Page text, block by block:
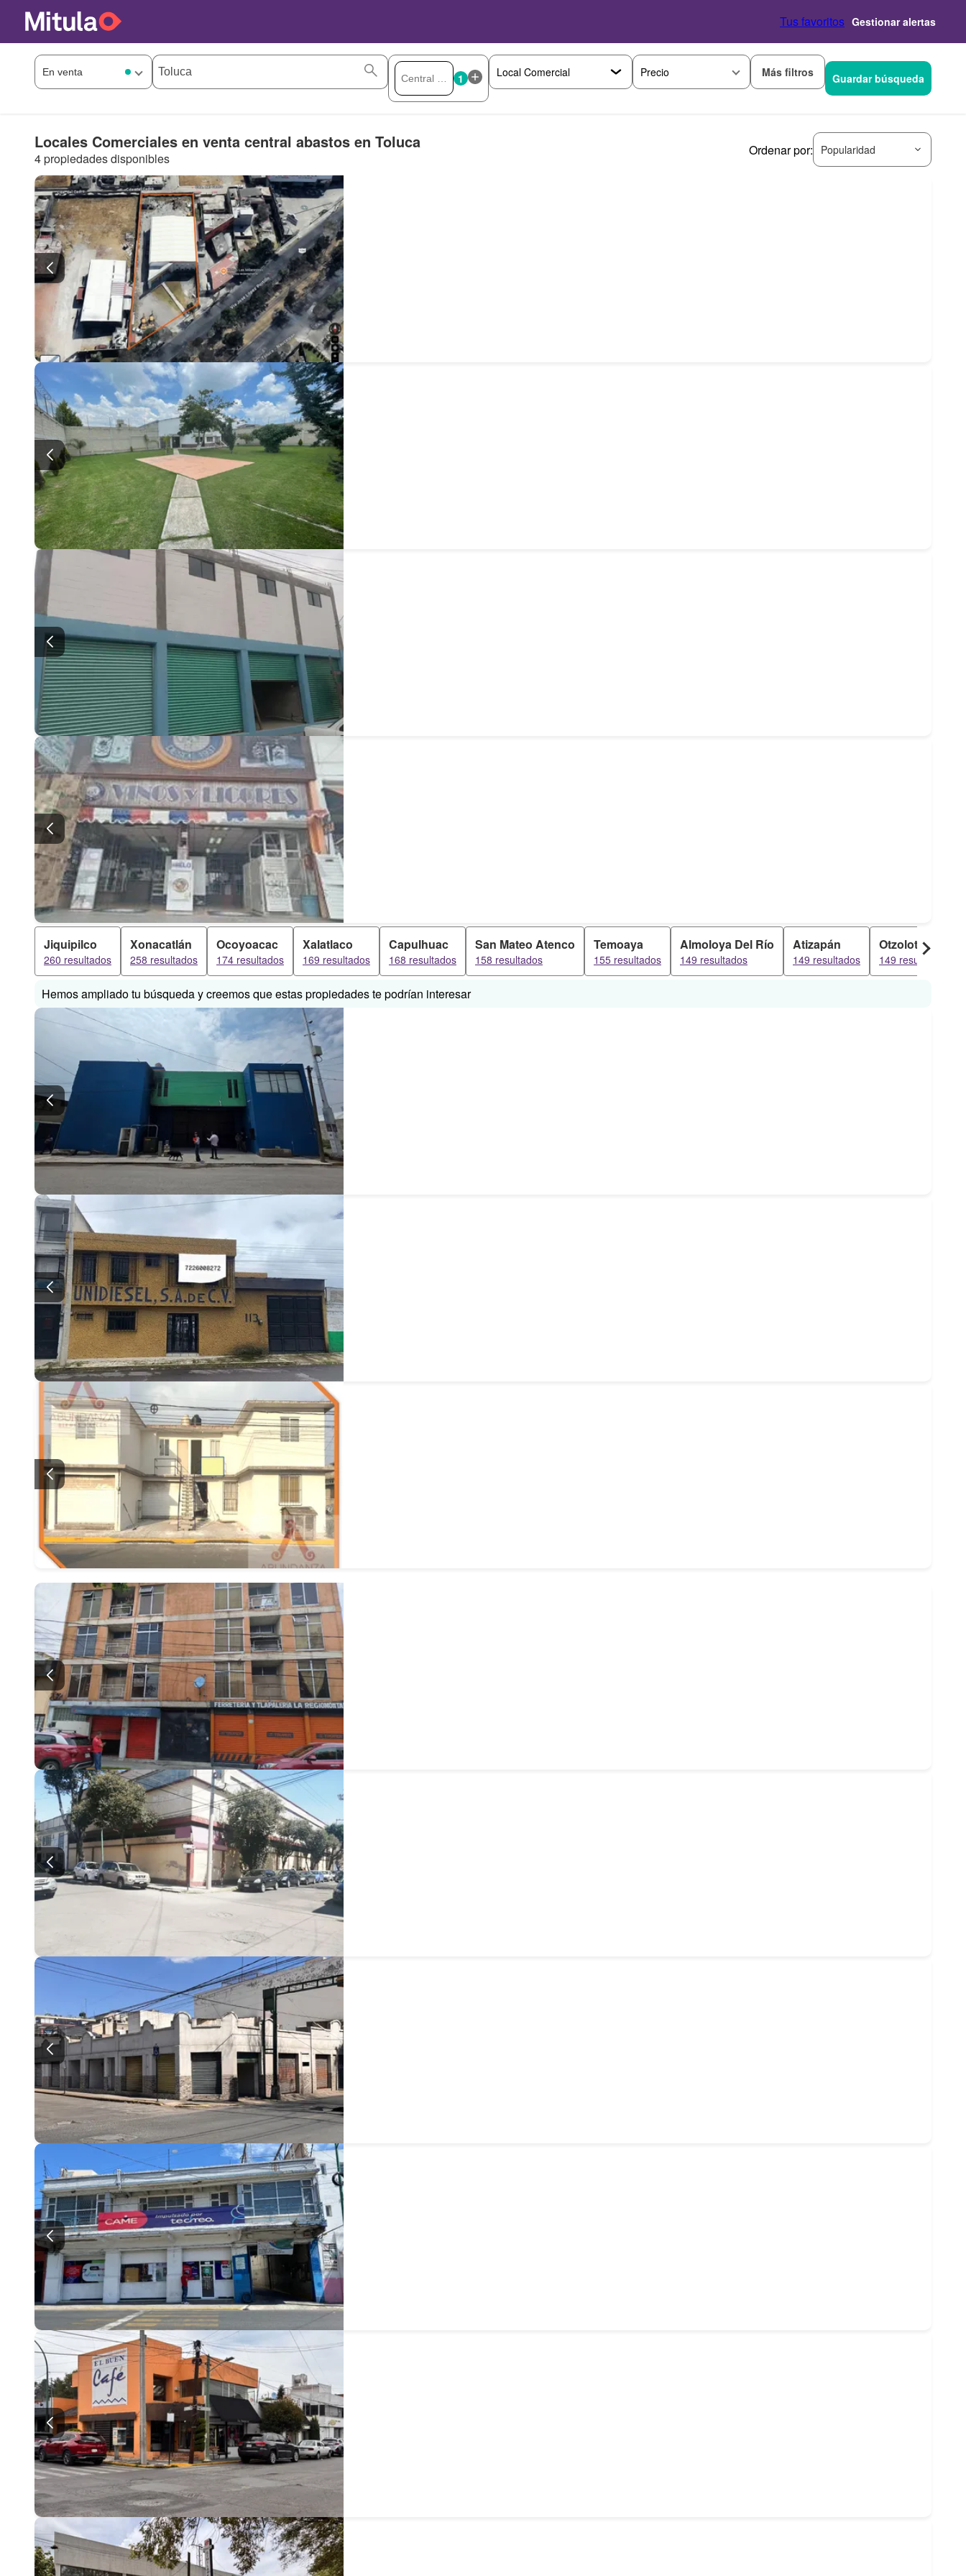
Tus favoritos Gestionar alertas
1 Precio Más filtros Guardar búsqueda
Locales Comerciales en venta central abastos en Toluca
4 propiedades disponibles
Ordenar por: Popularidad
Jiquipilco
260 resultados
Xonacatlán
258 resultados
Ocoyoacac
174 resultados
Xalatlaco
169 resultados
Capulhuac
168 resultados
San Mateo Atenco
158 resultados
Temoaya
155 resultados
Almoloya Del Río
149 resultados
Atizapán
149 resultados
Otzolotepec
149 resultados
Hemos ampliado tu búsqueda y creemos que estas propiedades te podrían interesar